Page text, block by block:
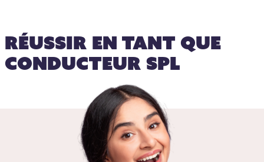
réussir en tant que
conducteur SPL